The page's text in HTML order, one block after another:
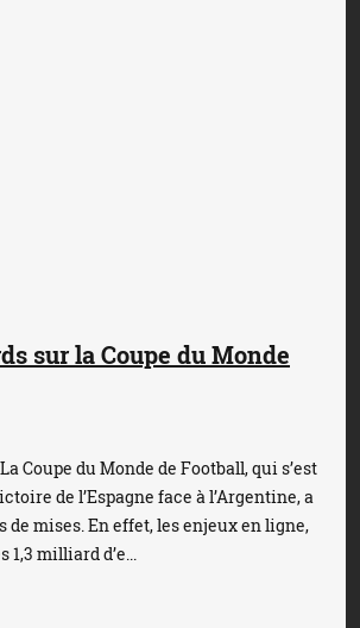
sur la Coupe du Monde
Coupe du Monde de Football, qui s’est
de l’Espagne face à l’Argentine, a
de mises. En effet, les enjeux en ligne,
milliard d’e...